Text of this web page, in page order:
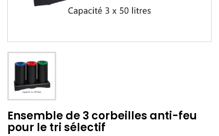
Ensemble de 3 corbeilles anti-feu
pour le tri sélectif